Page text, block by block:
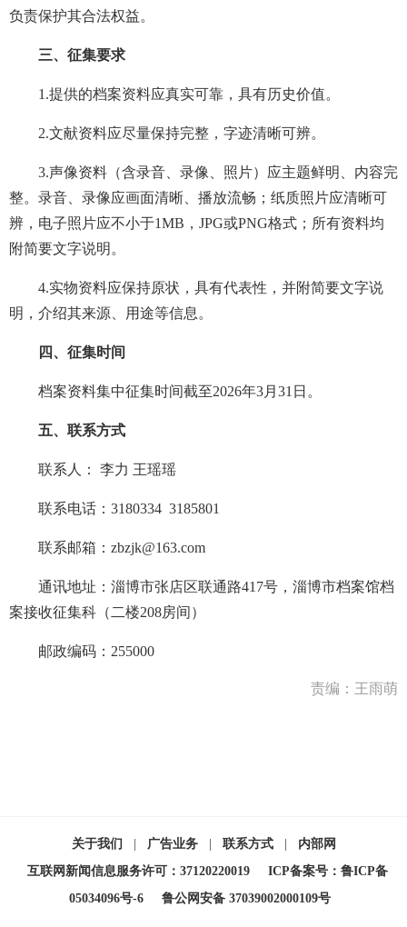
负责保护其合法权益。
三、征集要求
1.提供的档案资料应真实可靠，具有历史价值。
2.文献资料应尽量保持完整，字迹清晰可辨。
3.声像资料（含录音、录像、照片）应主题鲜明、内容完
整。录音、录像应画面清晰、播放流畅；纸质照片应清晰可
辨，电子照片应不小于1MB，JPG或PNG格式；所有资料均
附简要文字说明。
4.实物资料应保持原状，具有代表性，并附简要文字说
明，介绍其来源、用途等信息。
四、征集时间
档案资料集中征集时间截至2026年3月31日。
五、联系方式
联系人： 李力 王瑶瑶
联系电话：3180334 3185801
联系邮箱：zbzjk@163.com
通讯地址：淄博市张店区联通路417号，淄博市档案馆档
案接收征集科（二楼208房间）
邮政编码：255000
责编：王雨萌
关于我们 广告业务 联系方式
内部网
互联网新闻信息服务许可：37120220019
ICP备案号：鲁ICP备
05034096号-6
鲁公网安备 37039002000109号